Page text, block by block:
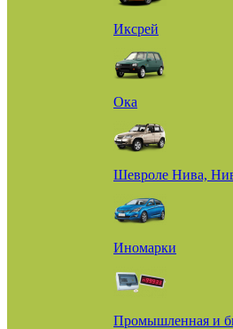
Иксрей
Ока
Шевроле Нива,
Иномарки
Промышленная и